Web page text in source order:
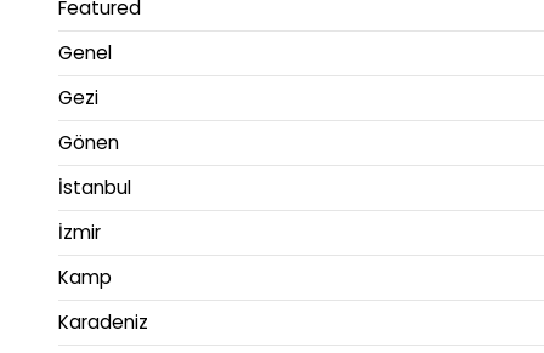
Featured
Genel
Gezi
Gönen
İstanbul
İzmir
Kamp
Karadeniz